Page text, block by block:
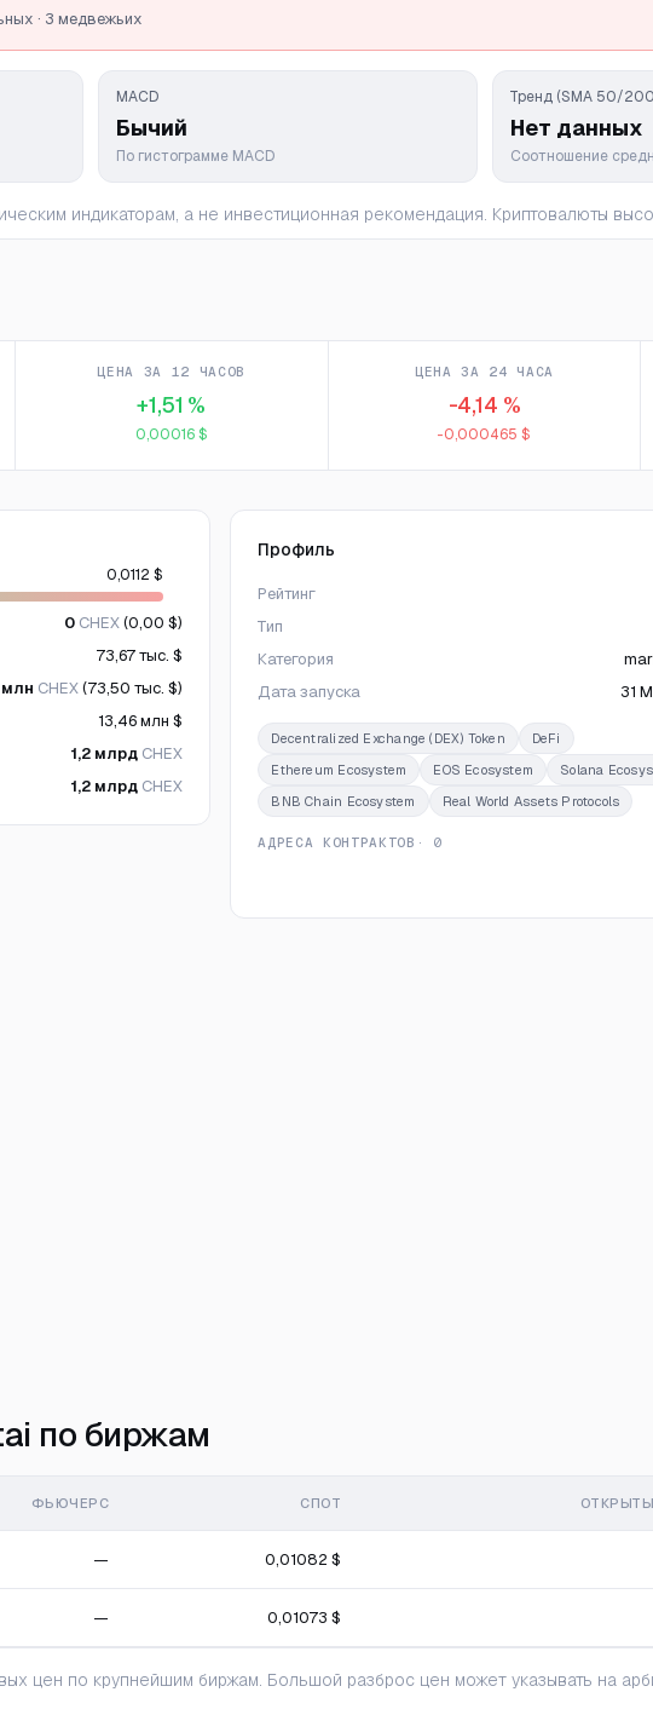
· 3 медвежьих
MACD
Бычий
По гистограмме MACD
Тренд (SMA 50/
Нет данных
Соотношение
индикаторам, а не инвестиционная рекомендация. Криптовалюты
ЦЕНА ЗА 12 ЧАСОВ
+1,51 %
0,00016 $
ЦЕНА ЗА 24 ЧАСА
-4,14 %
-0,000465 $
0,0112 $
0 CHEX(0,00 $)
73,67 тыс. $
CHEX(73,50 тыс. $)
13,46 млн $
1,2 млрд CHEX
1,2 млрд CHEX
Профиль
Рейтинг
Тип
Категория
Дата запуска
31
Decentralized Exchange (DEX) Token
DeFi
Ethereum Ecosystem
EOS Ecosystem
Solana
BNB Chain Ecosystem
Real World Assets Protocols
АДРЕСА КОНТРАКТОВ · 0
по биржам
ФЬЮЧЕРС СПОТ
— 0,01082 $
— 0,01073 $
цен по крупнейшим биржам. Большой разброс цен может указывать на